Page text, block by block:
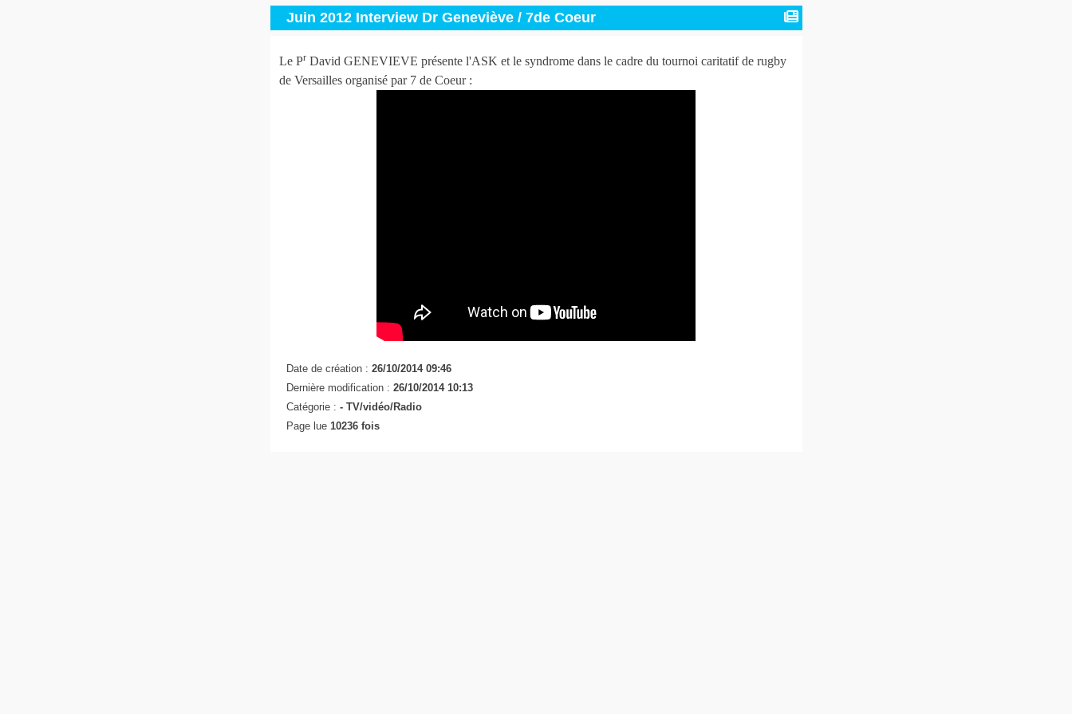
Juin 2012 Interview Dr Geneviève / 7de Coeur
Le PrDavid GENEVIEVE présente l'ASK et le syndrome dans le cadre du tournoi caritatif de rugby
de Versailles organisé par 7 de Coeur :
Date de création : 26/10/2014 09:46
Dernière modification : 26/10/2014 10:13
Catégorie : - TV/vidéo/Radio
Page lue 10236 fois